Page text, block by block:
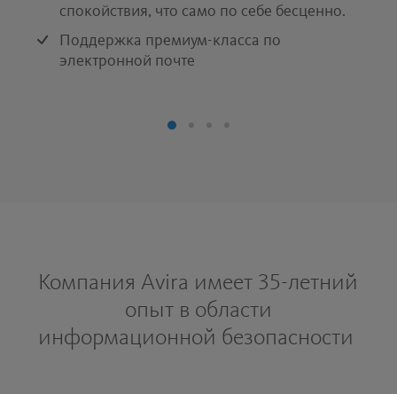
спокойствия, что само по себе бесценно.
Поддержка премиум-класса по
электронной почте
Компания Avira имеет 35-летний
опыт в области
информационной безопасности